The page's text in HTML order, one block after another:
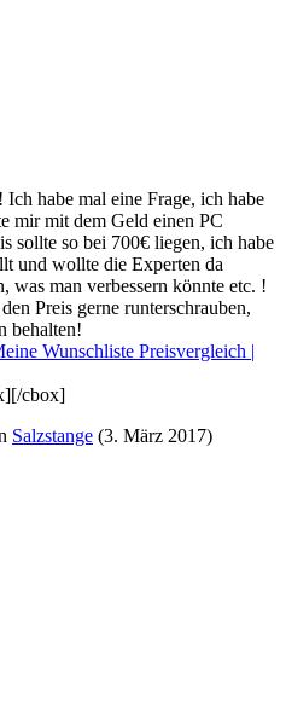
habe mal eine Frage, ich habe
mir mit dem Geld einen PC
sollte so bei 700€ liegen, ich habe
und wollte die Experten da
was man verbessern könnte etc. !
Preis gerne runterschrauben,
behalten!
Wunschliste Preisvergleich |
cbox]
Salzstange (3. März 2017)